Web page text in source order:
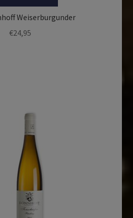
Weiserburgunder
€24,95